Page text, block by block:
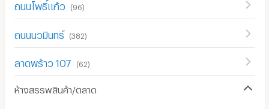
ถนนโพธิ์แก้ว (96)
ถนนนวมินทร์ (382)
ลาดพร้าว 107 (62)
ห้างสรรพสินค้า/ตลาด